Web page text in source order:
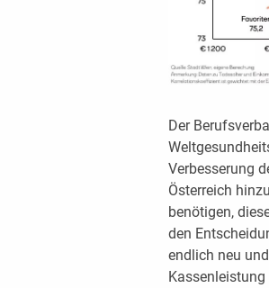
Der
Verbesserung
Österreich
benötigen,
den
endlich neu